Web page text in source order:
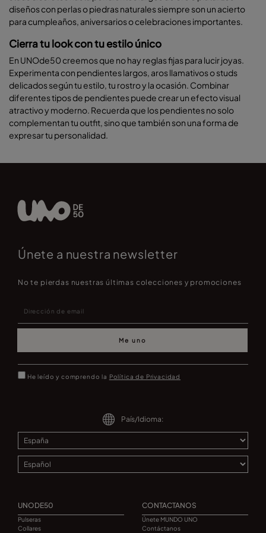
diseños con perlas o piedras naturales siempre son un acierto
para cumpleaños, aniversarios o celebraciones importantes.
Cierra tu look con tu estilo único
En UNOde50 creemos que no hay reglas fijas para lucir joyas.
Experimenta con pendientes largos, aros llamativos o studs
delicados según tu estilo, tu rostro y la ocasión. Combinar
diferentes tipos de pendientes puede crear un efecto visual
atractivo y moderno. Recuerda que los pendientes no solo
complementan tu outfit, sino que también son una forma de
expresar tu personalidad.
Únete a nuestra newsletter
No te pierdas nuestras últimas colecciones y promociones
Me uno
He leído y comprendo la Política de Privacidad
País/Idioma:
UNODE50
Pulseras
Collares
CONTACTANOS
Únete MUNDO UNO
Contáctanos